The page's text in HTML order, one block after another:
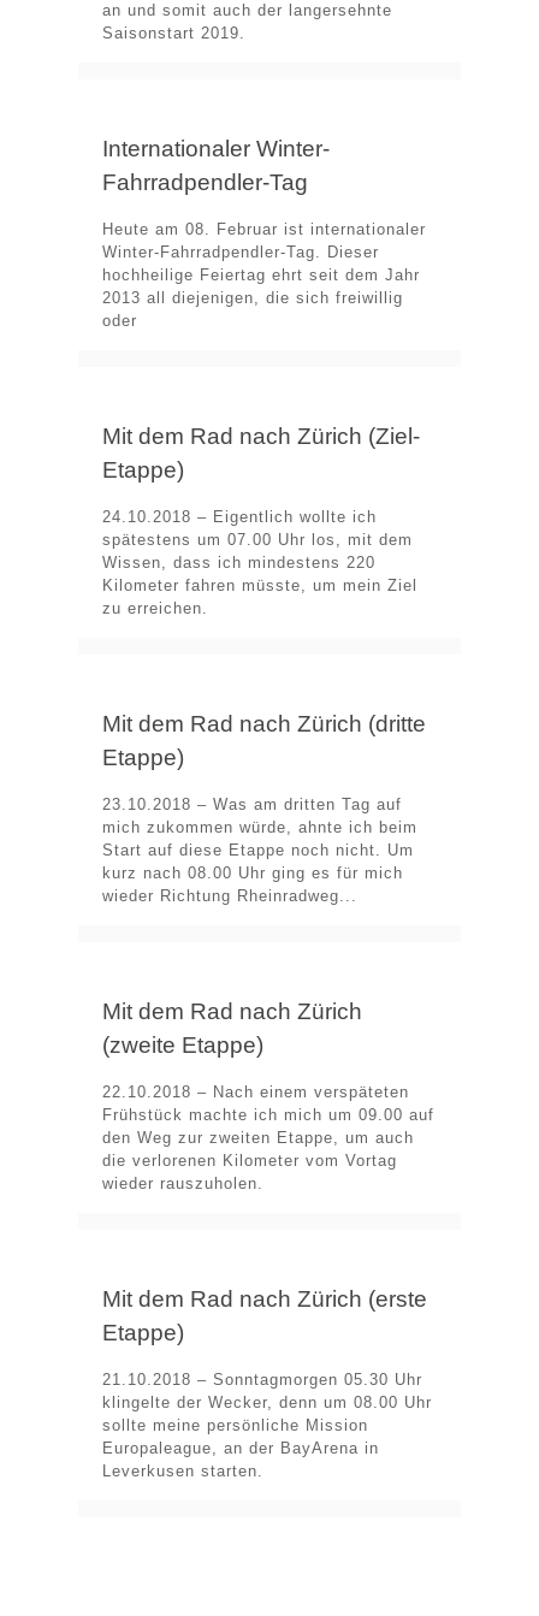
an und somit auch der langersehnte
Saisonstart 2019.
Internationaler Winter-
Fahrradpendler-Tag
Heute am 08. Februar ist internationaler
Winter-Fahrradpendler-Tag. Dieser
hochheilige Feiertag ehrt seit dem Jahr
2013 all diejenigen, die sich freiwillig
oder
Mit dem Rad nach Zürich (Ziel-
Etappe)
24.10.2018 – Eigentlich wollte ich
spätestens um 07.00 Uhr los, mit dem
Wissen, dass ich mindestens 220
Kilometer fahren müsste, um mein Ziel
zu erreichen.
Mit dem Rad nach Zürich (dritte
Etappe)
23.10.2018 – Was am dritten Tag auf
mich zukommen würde, ahnte ich beim
Start auf diese Etappe noch nicht. Um
kurz nach 08.00 Uhr ging es für mich
wieder Richtung Rheinradweg...
Mit dem Rad nach Zürich
(zweite Etappe)
22.10.2018 – Nach einem verspäteten
Frühstück machte ich mich um 09.00 auf
den Weg zur zweiten Etappe, um auch
die verlorenen Kilometer vom Vortag
wieder rauszuholen.
Mit dem Rad nach Zürich (erste
Etappe)
21.10.2018 – Sonntagmorgen 05.30 Uhr
klingelte der Wecker, denn um 08.00 Uhr
sollte meine persönliche Mission
Europaleague, an der BayArena in
Leverkusen starten.